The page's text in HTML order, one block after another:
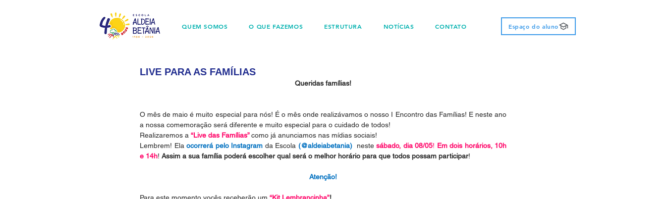
QUEM SOMOS O QUE FAZEMOS ESTRUTURA NOTÍCIAS CONTATO Espaço do aluno
LIVE PARA AS FAMÍLIAS
Queridas famílias!
O mês de maio é muito especial para nós! É o mês onde realizávamos o nosso I Encontro das Famílias! E neste ano
a nossa comemoração será diferente e muito especial para o cuidado de todos!
Realizaremos a “Live das Famílias” como já anunciamos nas mídias sociais!
Lembrem! Ela ocorrerá pelo Instagram da Escola (@aldeiabetania)
  neste
sábado, dia 08/05! Em dois horários, 10h
e 14h! Assim a sua família poderá escolher qual será o melhor horário para que todos possam participar!
Atenção!